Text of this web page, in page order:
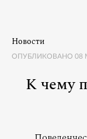
Новости
ОПУБЛИКОВАНО 08
К чему